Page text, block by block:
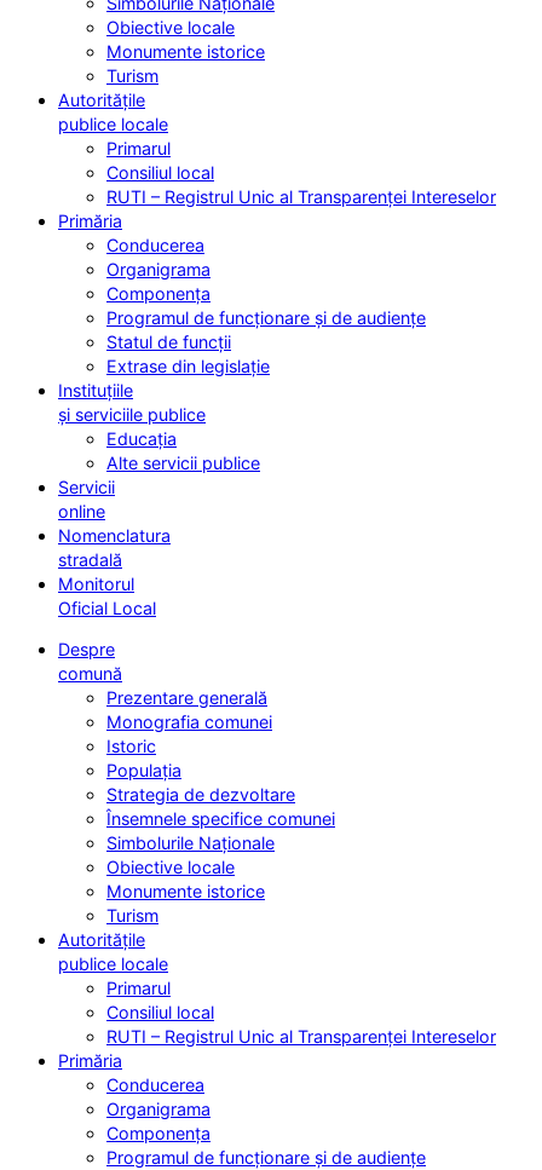
Obiective locale
Monumente istorice
Turism
Autoritățile
publice locale
Primarul
Consiliul local
RUTI – Registrul Unic al Transparenței Intereselor
Primăria
Conducerea
Organigrama
Componența
Programul de funcționare și de audiențe
Statul de funcții
Extrase din legislație
Instituțiile
și serviciile publice
Educația
Alte servicii publice
Servicii
online
Nomenclatura
stradală
Monitorul
Oficial Local
Despre
comună
Prezentare generală
Monografia comunei
Istoric
Populația
Strategia de dezvoltare
Însemnele specifice comunei
Simbolurile Naționale
Obiective locale
Monumente istorice
Turism
Autoritățile
publice locale
Primarul
Consiliul local
RUTI – Registrul Unic al Transparenței Intereselor
Primăria
Conducerea
Organigrama
Componența
Programul de funcționare și de audiențe